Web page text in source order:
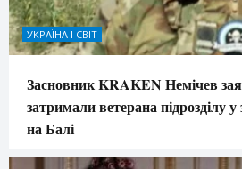
УКРАЇНА І СВІТ
Засновник KRAKEN Немічев
затримали ветерана підрозділу у
на Балі